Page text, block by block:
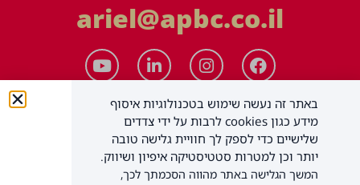
ariel@apbc.co.il
באתר זה נעשה שימוש בטכנולוגיות איסוף
מידע כגון cookies לרבות על ידי צדדים
שלישיים כדי לספק לך חוויית גלישה טובה
יותר וכן למטרות סטטיסטיקה איפיון ושיווק.
המשך הגלישה באתר מהווה הסכמתך לכך,